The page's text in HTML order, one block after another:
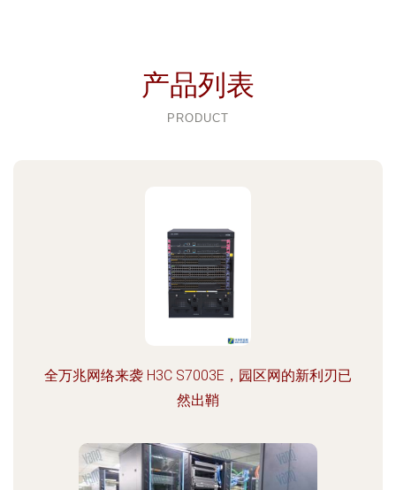
产品列表
PRODUCT
全万兆网络来袭 H3C S7003E，园区网的新利刃已
然出鞘